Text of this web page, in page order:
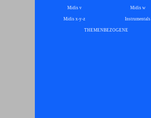
Midis v Midis w
Midis x-y-z Instrumentals
THEMENBEZOGENE